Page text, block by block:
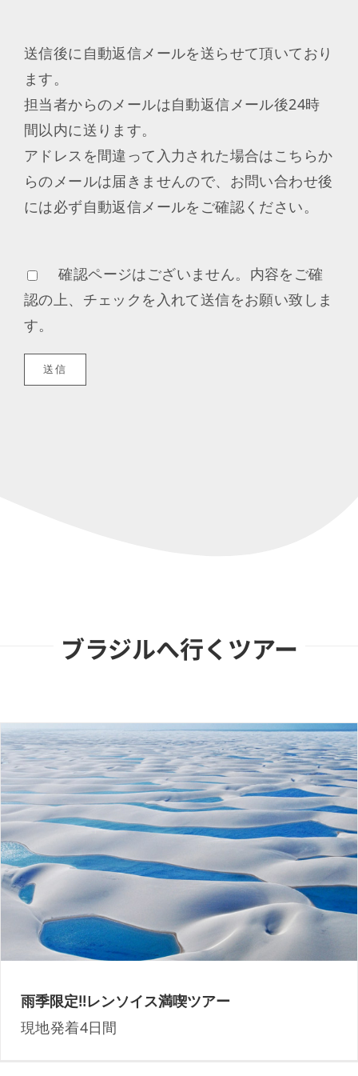
送信後に自動返信メールを送らせて頂いており
ます。
担当者からのメールは自動返信メール後24時
間以内に送ります。
アドレスを間違って入力された場合はこちらか
らのメールは届きませんので、お問い合わせ後
には必ず自動返信メールをご確認ください。
確認ページはございません。内容をご確
認の上、チェックを入れて送信をお願い致しま
す。
ブラジルへ行くツアー
ブラジルの秘境レンソイスを巡る4日間
雨季限定!!レンソイス満喫ツアー
現地発着4日間